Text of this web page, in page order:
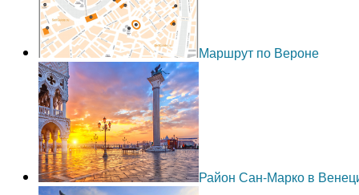
Маршрут по Вероне
Район Сан-Марко в